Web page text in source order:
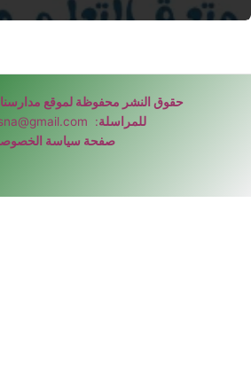
حقوق النشر محفوظة لموقع مدارسنا دوت نت 2025
للمراسلة:
madarisna@gmail.com
صفحة سياسة الخصوصية